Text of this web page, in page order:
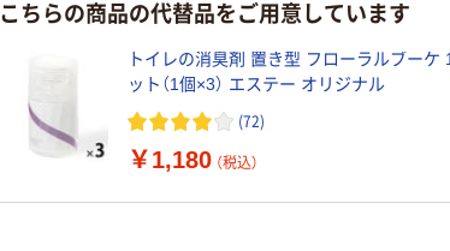
こちらの商品の代替品をご用意しています
トイレの消臭剤 置き型 フローラルブーケ
ット（1個×3） エステー オリジナル
(72)
￥1,180 （税込）